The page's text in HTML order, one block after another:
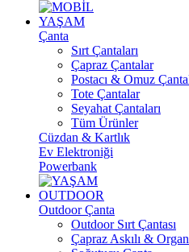
YAŞAM
Çanta
Sırt Çantaları
Çapraz Çantalar
Postacı & Omuz
Tote Çantalar
Seyahat Çantaları
Tüm Ürünler
Cüzdan & Kartlık
Ev Elektroniği
Powerbank
OUTDOOR
Outdoor Çanta
Outdoor Sırt Çantası
Çapraz Askılı &